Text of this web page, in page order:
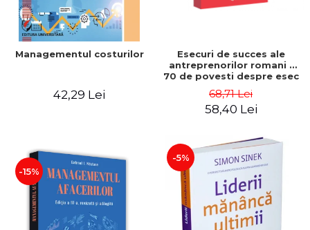
Managementul costurilor
42,29 Lei
Esecuri de succes ale
antreprenorilor romani -
70 de povesti despre esec
68,71 Lei
58,40 Lei
-15%
-5%